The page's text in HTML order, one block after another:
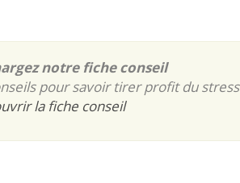
notre fiche conseil
pour savoir tirer profit du stress
la fiche conseil